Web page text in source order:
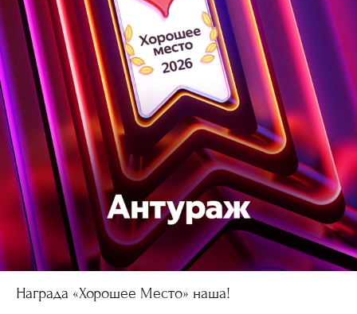
Награда «Хорошее Место» наша!